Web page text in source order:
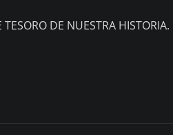
DE NUESTRA HISTORIA.